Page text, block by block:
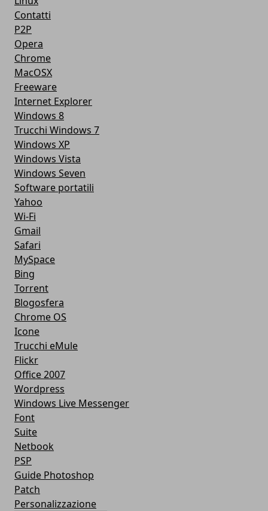
Contatti
P2P
Opera
Chrome
MacOSX
Freeware
Internet Explorer
Windows 8
Trucchi Windows 7
Windows XP
Windows Vista
Windows Seven
Software portatili
Yahoo
Wi-Fi
Gmail
Safari
MySpace
Bing
Torrent
Blogosfera
Chrome OS
Icone
Trucchi eMule
Flickr
Office 2007
Wordpress
Windows Live Messenger
Font
Suite
Netbook
PSP
Guide Photoshop
Patch
Personalizzazione